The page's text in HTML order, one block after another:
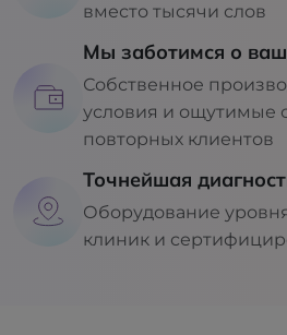
вместо тысячи слов
Мы заботимся о
Собственное
условия и ощутимые
повторных клиентов
Точнейшая
Оборудование
клиник и